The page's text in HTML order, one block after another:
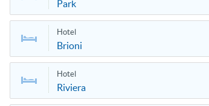
Park
Hotel
Brioni
Hotel
Riviera